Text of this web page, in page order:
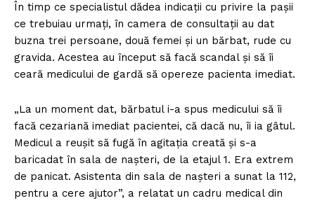
În timp ce specialistul dădea indicaţii cu privire la paşii
ce trebuiau urmaţi, în camera de consultaţii au dat
buzna trei persoane, două femei şi un bărbat, rude cu
gravida. Acestea au început să facă scandal şi să îi
ceară medicului de gardă să opereze pacienta imediat.
„La un moment dat, bărbatul i-a spus medicului să îi
facă cezariană imediat pacientei, că dacă nu, îi ia gâtul.
Medicul a reuşit să fugă în agitaţia creată şi s-a
baricadat în sala de naşteri, de la etajul 1. Era extrem
de panicat. Asistenta din sala de naşteri a sunat la 112,
pentru a cere ajutor”, a relatat un cadru medical din